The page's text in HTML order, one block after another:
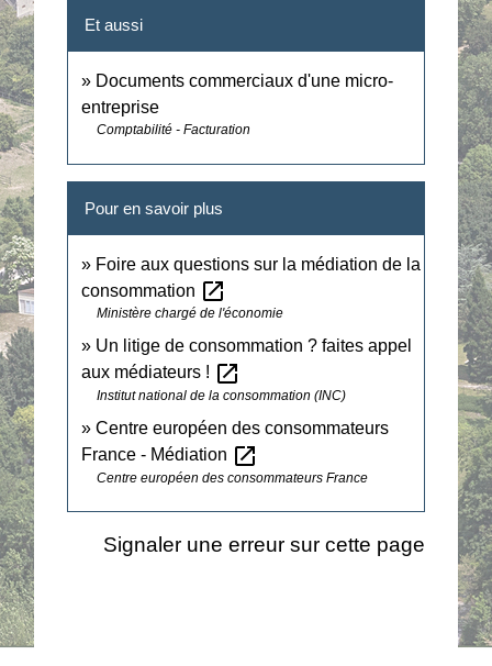
Et aussi
Documents commerciaux d'une micro-
entreprise
Comptabilité - Facturation
Pour en savoir plus
Foire aux questions sur la médiation de la
consommation open_in_new
Ministère chargé de l'économie
Un litige de consommation ? faites appel
aux médiateurs ! open_in_new
Institut national de la consommation (INC)
Centre européen des consommateurs
France - Médiation open_in_new
Centre européen des consommateurs France
Signaler une erreur sur cette page